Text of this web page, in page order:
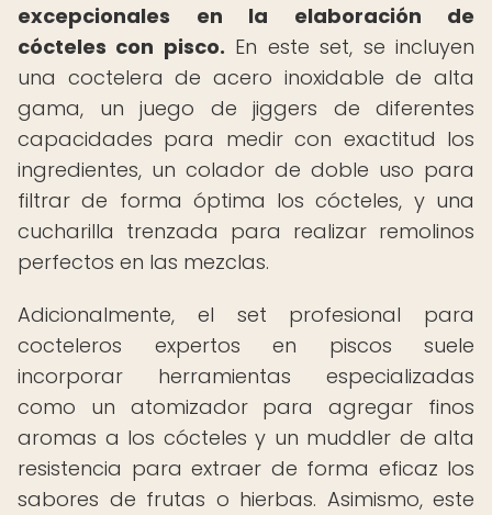
excepcionales en la elaboración de
cócteles con pisco. En este set, se incluyen
una coctelera de acero inoxidable de alta
gama, un juego de jiggers de diferentes
capacidades para medir con exactitud los
ingredientes, un colador de doble uso para
filtrar de forma óptima los cócteles, y una
cucharilla trenzada para realizar remolinos
perfectos en las mezclas.
Adicionalmente, el set profesional para
cocteleros expertos en piscos suele
incorporar herramientas especializadas
como un atomizador para agregar finos
aromas a los cócteles y un muddler de alta
resistencia para extraer de forma eficaz los
sabores de frutas o hierbas. Asimismo, este